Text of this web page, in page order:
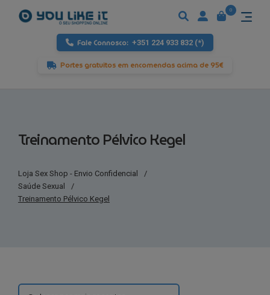
Fale Connosco: +351 224 933 832 (*)
Portes gratuitos em encomendas acima de 95€
0
Treinamento Pélvico Kegel
Loja Sex Shop - Envio Confidencial
/
Saúde Sexual
/
Treinamento Pélvico Kegel